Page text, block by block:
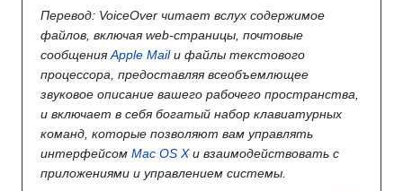
Перевод: VoiceOver читает вслух содержимое
файлов, включая web-страницы, почтовые
сообщенияApple Mailи файлы текстового
процессора, предоставляя всеобъемлющее
звуковое описание вашего рабочего пространства,
и включает в себя богатый набор клавиатурных
команд, которые позволяют вам управлять
интерфейсом Mac OS Xи взаимодействовать с
приложениями и управлением системы.